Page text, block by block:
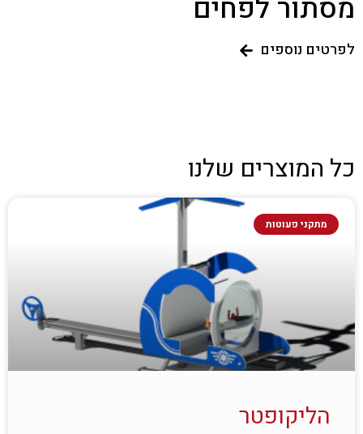
מסתור לפחים
לפרטים נוספים
כל המוצרים שלנו
מתקני פעוטות
הליקופטר